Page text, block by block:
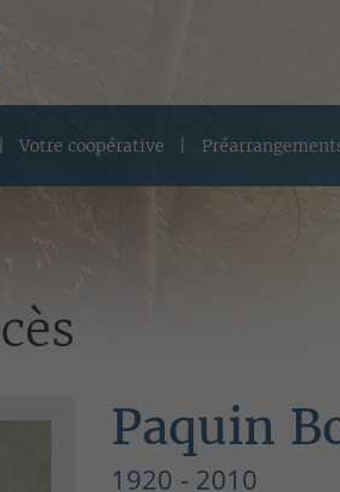
Votre coopérative
Paquin
1920 - 2010